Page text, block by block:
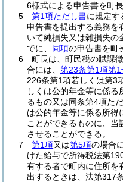
6様式による申告書を町
5
第1項ただし書に規定す
申告書を提出する義務を
いて純損失又は雑損失の
でに、 同項の申告書を町
6
町長は、町民税の賦課
合には、 第23条第1項第1
226条第1項若しくは第3
しくは公的年金等に係
るもの又は同条第4項た
は公的年金等に係る所得
ことができるものに、当
させることができる。
7
第1項又は第5項の場合
けた給与で所得税法第
有する者で町内に住所を
出するときは、法第317